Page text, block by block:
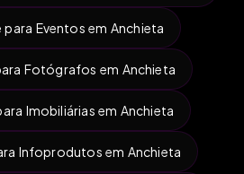
para Eventos em Anchieta
Fotógrafos em Anchieta
Imobiliárias em Anchieta
Infoprodutos em Anchieta